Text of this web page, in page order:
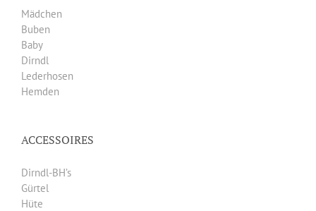
Mädchen
Buben
Baby
Dirndl
Lederhosen
Hemden
ACCESSOIRES
Dirndl-BH’s
Gürtel
Hüte